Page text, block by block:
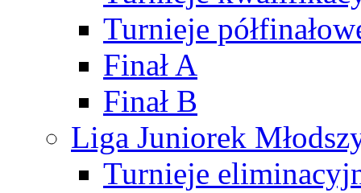
Turnieje
Finał A
Finał B
Liga Juniorek
Turnieje